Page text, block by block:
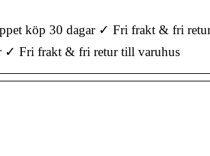
köp 30 dagar ✓ Fri frakt & fri
✓ Fri frakt & fri retur till varuhus